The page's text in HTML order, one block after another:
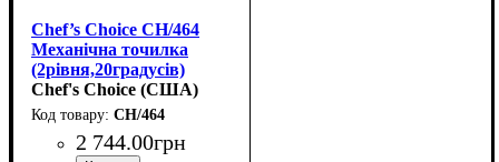
Chef’s Choice CH/464
Механічна точилка
(2рівня,20градусів)
Chef's Choice (США)
CH/464
2 744.00грн